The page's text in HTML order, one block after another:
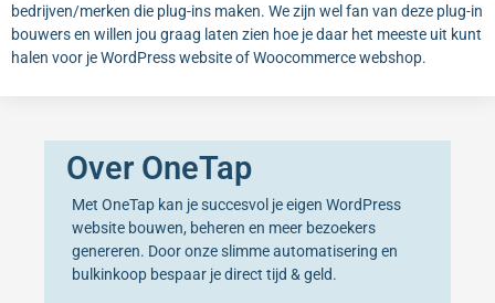
bedrijven/merken die plug-ins maken. We zijn wel fan van deze plug-in
bouwers en willen jou graag laten zien hoe je daar het meeste uit kunt
halen voor je WordPress website of Woocommerce webshop.
Over OneTap
Met OneTap kan je succesvol je eigen WordPress
website bouwen, beheren en meer bezoekers
genereren. Door onze slimme automatisering en
bulkinkoop bespaar je direct tijd & geld.